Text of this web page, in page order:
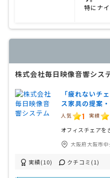
特にナ
株式会社毎日映像音響シス
「疲れないチ
ス家具の提案
人気 1 実績
オフィスチェアを
大阪府大阪市
実績(10) クチコミ(1)